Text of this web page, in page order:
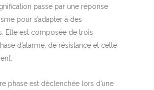
passe par une réponse
pour s’adapter à des
Elle est composée de trois
d’alarme, de résistance et celle
phase est déclenchée lors d’une